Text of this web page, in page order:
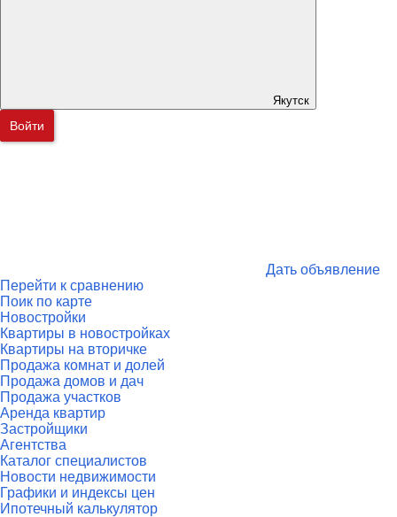
Якутск
Войти
Дать объявление
Перейти к сравнению
Поик по карте
Новостройки
Квартиры в новостройках
Квартиры на вторичке
Продажа комнат и долей
Продажа домов и дач
Продажа участков
Аренда квартир
Застройщики
Агентства
Каталог специалистов
Новости недвижимости
Графики и индексы цен
Ипотечный калькулятор